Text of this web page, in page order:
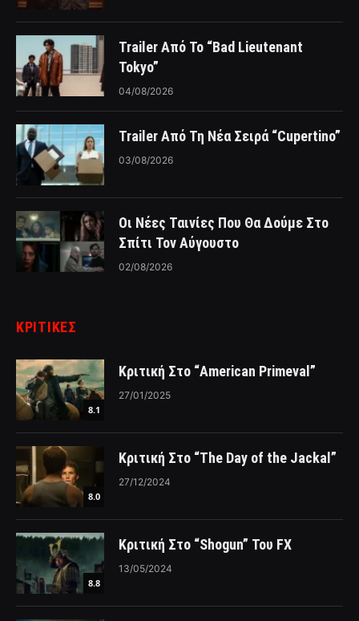
Trailer Από Το “Bad Lieutenant
Tokyo”
04/08/2026
Trailer Από Τη Νέα Σειρά “Cupertino”
03/08/2026
Οι Νέες Ταινίες Που Θα Δούμε Στο
Σπίτι Τον Αύγουστο
02/08/2026
ΚΡΙΤΙΚΈΣ
8.1
Κριτική Στο “American Primeval”
27/01/2025
8.0
Κριτική Στο “The Day of the Jackal”
27/12/2024
8.8
Κριτική Στο “Shogun” Του FX
13/05/2024